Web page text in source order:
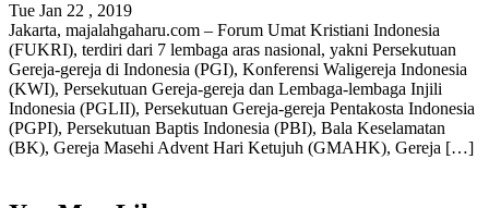
Tue Jan 22 , 2019
Jakarta, majalahgaharu.com – Forum Umat Kristiani Indonesia
(FUKRI), terdiri dari 7 lembaga aras nasional, yakni Persekutuan
Gereja-gereja di Indonesia (PGI), Konferensi Waligereja Indonesia
(KWI), Persekutuan Gereja-gereja dan Lembaga-lembaga Injili
Indonesia (PGLII), Persekutuan Gereja-gereja Pentakosta Indonesia
(PGPI), Persekutuan Baptis Indonesia (PBI), Bala Keselamatan
(BK), Gereja Masehi Advent Hari Ketujuh (GMAHK), Gereja […]